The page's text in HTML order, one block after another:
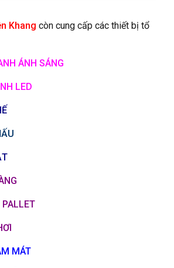
Khang còn cung cấp các thiết bị tổ
ÁNH SÁNG
LED
MÁT